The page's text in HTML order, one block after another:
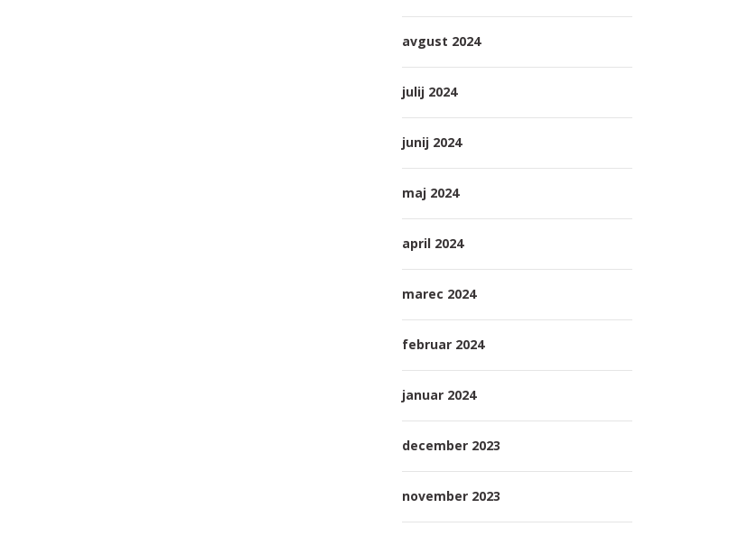
avgust 2024
julij 2024
junij 2024
maj 2024
april 2024
marec 2024
februar 2024
januar 2024
december 2023
november 2023